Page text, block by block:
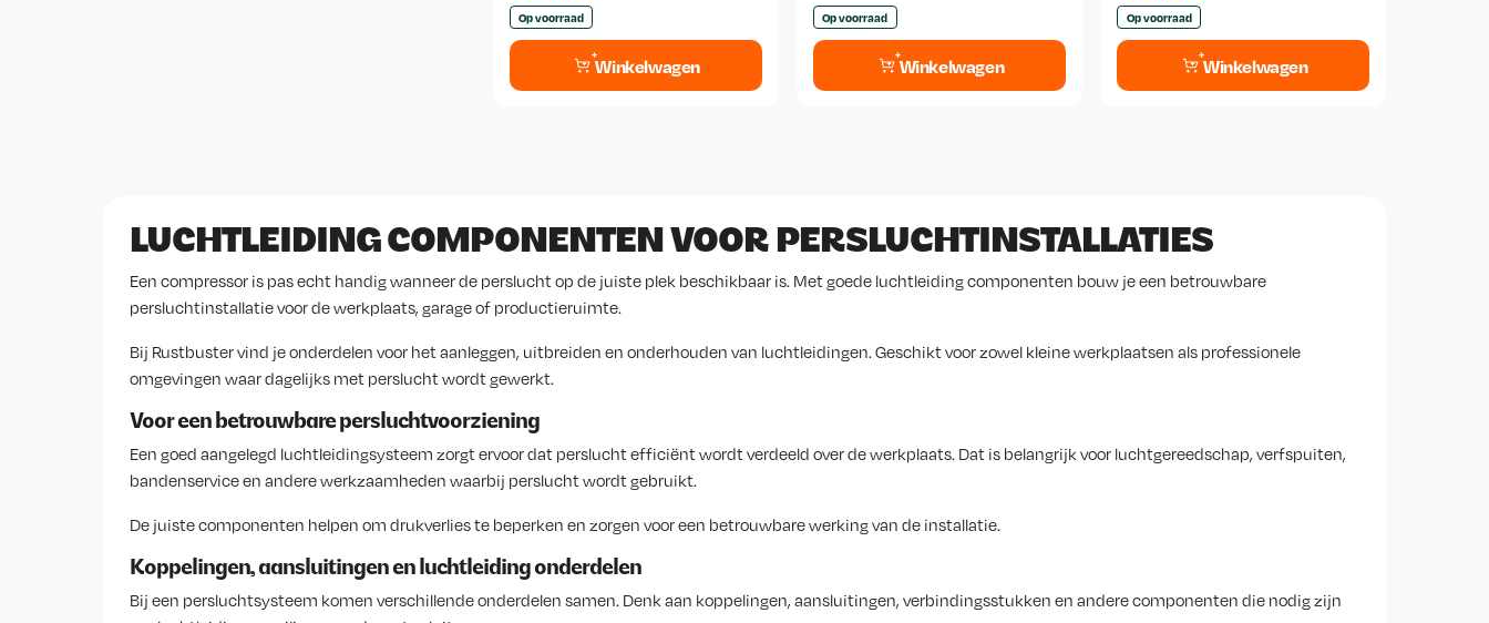
Op voorraad
Winkelwagen
Op voorraad
Winkelwagen
Op voorraad
Winkelwagen
LUCHTLEIDING COMPONENTEN VOOR PERSLUCHTINSTALLATIES
Een compressor is pas echt handig wanneer de perslucht op de juiste plek beschikbaar is. Met goede luchtleiding componenten bouw je een betrouwbare
persluchtinstallatie voor de werkplaats, garage of productieruimte.
Bij Rustbuster vind je onderdelen voor het aanleggen, uitbreiden en onderhouden van luchtleidingen. Geschikt voor zowel kleine werkplaatsen als professionele
omgevingen waar dagelijks met perslucht wordt gewerkt.
Voor een betrouwbare persluchtvoorziening
Een goed aangelegd luchtleidingsysteem zorgt ervoor dat perslucht efficiënt wordt verdeeld over de werkplaats. Dat is belangrijk voor luchtgereedschap, verfspuiten,
bandenservice en andere werkzaamheden waarbij perslucht wordt gebruikt.
De juiste componenten helpen om drukverlies te beperken en zorgen voor een betrouwbare werking van de installatie.
Koppelingen, aansluitingen en luchtleiding onderdelen
Bij een persluchtsysteem komen verschillende onderdelen samen. Denk aan koppelingen, aansluitingen, verbindingsstukken en andere componenten die nodig zijn